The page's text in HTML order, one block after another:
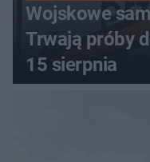
Wojskowe
Trwają próby
15 sierpnia